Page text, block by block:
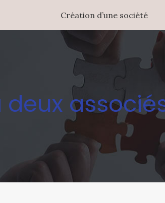
Création d’une société